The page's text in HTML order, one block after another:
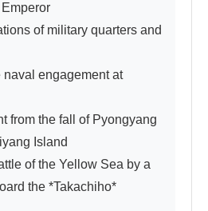
of military quarters and
naval engagement at
from the fall of Pyongyang
Island
of the Yellow Sea by a
the *Takachiho*